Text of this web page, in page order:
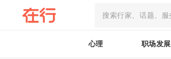
心理 职场发展